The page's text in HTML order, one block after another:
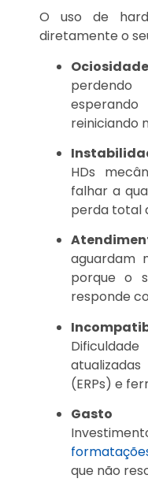
O uso de
diretamente o
reiniciando
HDs
falhar a
perda total
aguardam
porque o
responde
(ERPs) e
Gasto
que não